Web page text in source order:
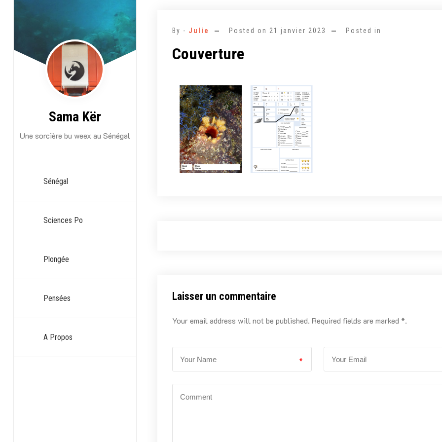
Sama Kër
Une sorcière bu weex au Sénégal
Sénégal
Sciences Po
Plongée
Pensées
A Propos
By - Julie Posted on 21 janvier 2023 Posted in
Couverture
Laisser un commentaire
Your email address will not be published. Required fields are marked *.
*